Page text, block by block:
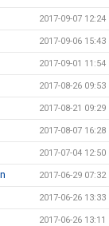
2017-09-07 12:24
2017-09-06 15:43
2017-09-01 11:54
2017-08-26 09:53
2017-08-21 09:29
2017-08-07 16:28
2017-07-04 12:50
2017-06-29 07:32
2017-06-26 13:33
2017-06-26 13:11